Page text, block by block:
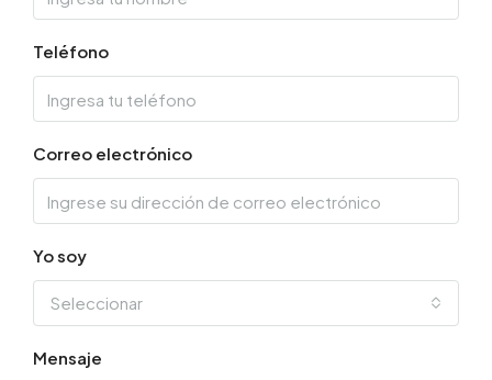
Teléfono
Correo electrónico
Yo soy
Seleccionar
Mensaje